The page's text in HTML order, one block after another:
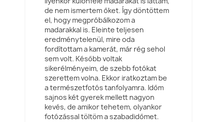
de nem ismertem őket. Így döntöttem
el, hogy megpróbálkozom a
madarakkal is. Eleinte teljesen
eredménytelenül, mire oda
fordítottam a kamerát, már rég sehol
sem volt. Később voltak
sikerélményeim, de szebb fotókat
szerettem volna. Ekkor iratkoztam be
a természetfotós tanfolyamra. Időm
sajnos két gyerek mellett nagyon
kevés, de amikor tehetem, olyankor
fotózással töltöm a szabadidőmet.